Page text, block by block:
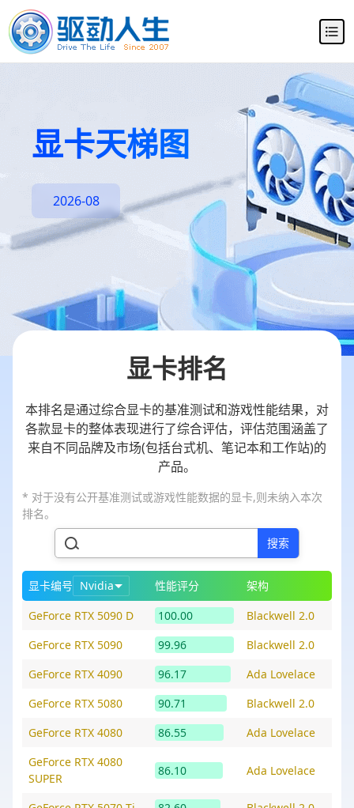
显卡天梯图
2026-08
显卡排名
本排名是通过综合显卡的基准测试和游戏性能结果，对
各款显卡的整体表现进行了综合评估，评估范围涵盖了
来自不同品牌及市场(包括台式机、笔记本和工作站)的
产品。
* 对于没有公开基准测试或游戏性能数据的显卡,则未纳入本次
排名。
搜索
显卡编号 Nvidia 性能评分
架构
GeForce RTX 5090 D
100.00
Blackwell 2.0
GeForce RTX 5090
99.96
Blackwell 2.0
GeForce RTX 4090
96.17
Ada Lovelace
GeForce RTX 5080
90.71
Blackwell 2.0
GeForce RTX 4080
86.55
Ada Lovelace
GeForce RTX 4080
SUPER
86.10 Ada Lovelace